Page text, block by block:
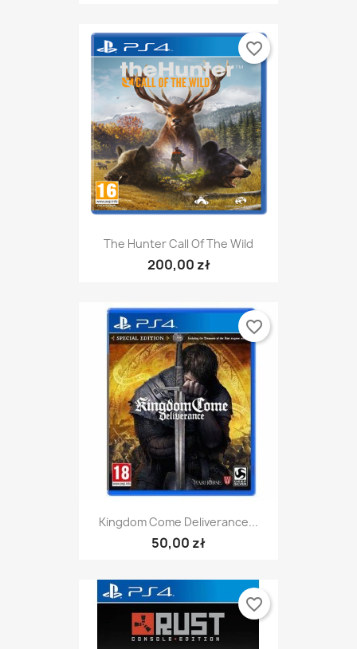
The Hunter Call Of The Wild
200,00 zł
favorite_border
Kingdom Come Deliverance...
50,00 zł
favorite_border
favorite_border